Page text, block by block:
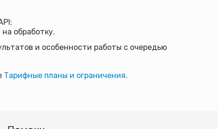
обработку.
и особенности работы с очередью
Тарифные планы и ограничения.